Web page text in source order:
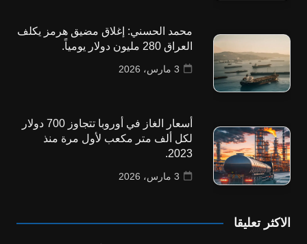
محمد الحسني: إغلاق مضيق هرمز يكلف
العراق 280 مليون دولار يومياً.
3 مارس، 2026
أسعار الغاز في أوروبا تتجاوز 700 دولار
لكل ألف متر مكعب لأول مرة منذ
2023.
3 مارس، 2026
الاكثر تعليقا